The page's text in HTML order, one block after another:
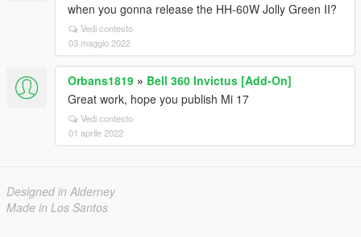
when you gonna release the HH-60W Jolly Green II?
Vedi contesto
03 maggio 2022
Orbans1819 » Bell 360 Invictus [Add-On]
Great work, hope you publish Mi 17
Vedi contesto
01 aprile 2022
Designed in Alderney
Made in Los Santos